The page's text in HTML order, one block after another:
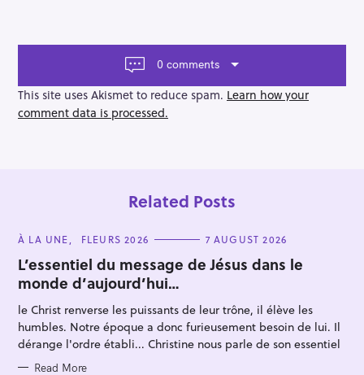
a
o
n
0 comments
This site uses Akismet to reduce spam. Learn how your
comment data is processed.
Related Posts
C
T
E
G
O
R
I
E
S
À LA UNE FLEURS 2026 7 AUGUST 2026
L’essentiel du message de Jésus dans le
monde d’aujourd’hui…
le Christ renverse les puissants de leur trône, il élève les
humbles. Notre époque a donc furieusement besoin de lui. Il
dérange l'ordre établi... Christine nous parle de son essentiel
Read More
: